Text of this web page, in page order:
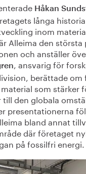
Håkan
långa
inom
Alleima den
och anställer
, ansvarig för
berättade
som stärker
den globala
presentationerna
bland annat
där företaget
på fossilfri energi.